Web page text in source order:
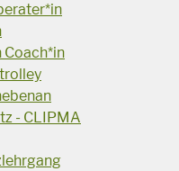
- CLIPMA